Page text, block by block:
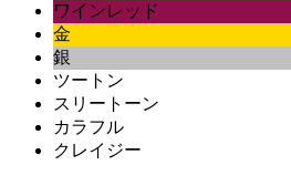
ワインレッド
金
銀
ツートン
スリートーン
カラフル
クレイジー